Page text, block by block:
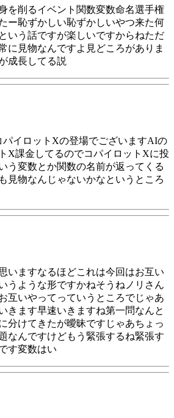
を削るイベント関数変数命名選手権
ー恥ずかしい恥ずかしいやつ来た何
いう話ですが楽しいですからねただ
に見物なんですよ見どころがありま
成長してる説
パイロットXの登場でございますAIの
X課金してるのでコパイロットXに投
う変数とか関数の名前が返ってくる
見物なんじゃないかなというところ
いますなるほどこれは今回はお互い
うような形ですかねそうねノリさん
互いやってっていうところでじゃあ
きます早速いきますね第一問なんと
分けてきたが曖昧ですじゃあちょっ
なんですけどもう緊張するね緊張す
す変数はい